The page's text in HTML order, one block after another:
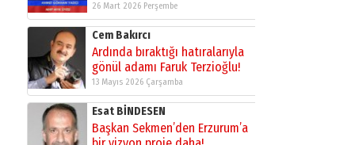
26 Mart 2026 Perşembe
Cem Bakırcı
Ardında bıraktığı hatıralarıyla
gönül adamı Faruk Terzioğlu!
13 Mayıs 2026 Çarşamba
Esat BİNDESEN
Başkan Sekmen’den Erzurum’a